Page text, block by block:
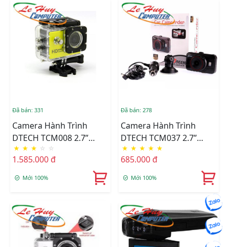
Đã bán: 331
Camera Hành Trình
DTECH TCM008 2.7”
FULLHD 1920x1028P –
HỒNG NGOẠI BAN ĐÊM
★ ★ ★ ☆ ☆
1.585.000 đ
Mới 100%
Đã bán: 278
Camera Hành Trình
DTECH TCM037 2.7”
FULLHD 1920x1028P –
HỒNG NGOẠI BAN ĐÊM
★ ★ ★ ★ ★
685.000 đ
Mới 100%